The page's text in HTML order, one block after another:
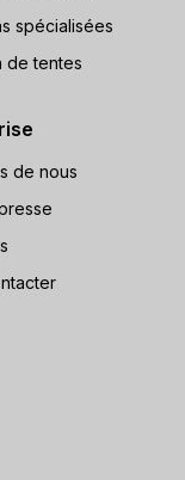
spécialisées
de tentes
de nous